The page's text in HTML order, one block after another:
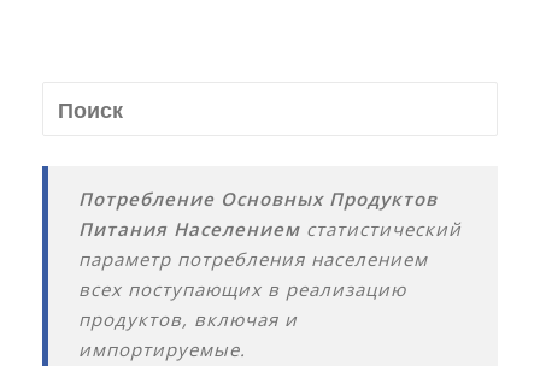
Потребление Основных Продуктов
Питания Населением статистический
параметр потребления населением
всех поступающих в реализацию
продуктов, включая и
импортируемые.